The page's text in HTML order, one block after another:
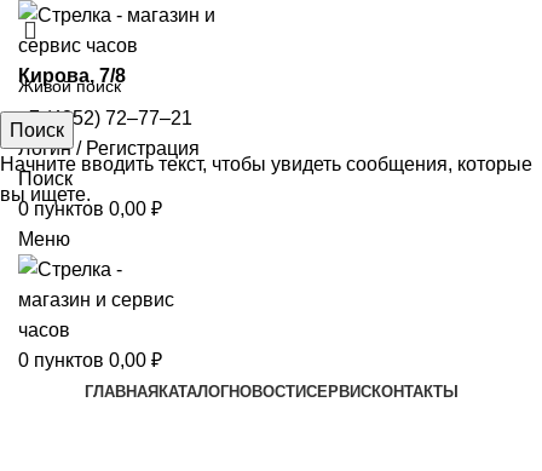
​Кирова, 7/8
+7 (4852) 72‒77‒21
Логин / Регистрация
Поиск
0 пунктов 0,00 ₽
Меню
0 пунктов 0,00 ₽
ГЛАВНАЯ КАТАЛОГНОВОСТИСЕРВИСКОНТАКТЫ
Поиск
Начните вводить текст, чтобы увидеть сообщения, которые
вы ищете.